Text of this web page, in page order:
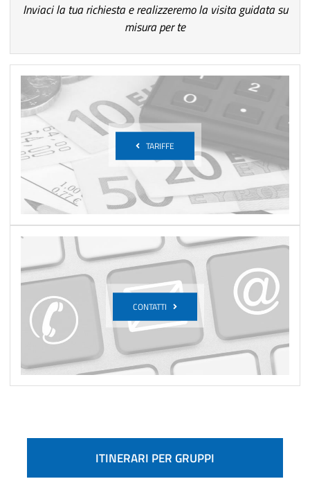
Inviaci la tua richiesta e realizzeremo la visita guidata su
misura per te
TARIFFE
CONTATTI
ITINERARI PER GRUPPI